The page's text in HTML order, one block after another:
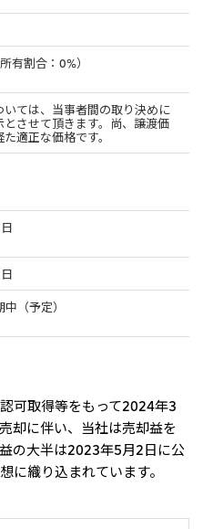
有割合：0%）
いては、当事者間の取り決めに
させて頂きます。尚、譲渡価
適正な価格です。
（予定）
可取得等をもって2024年3
却に伴い、当社は売却益を
の大半は2023年5月2日に公
に織り込まれています。